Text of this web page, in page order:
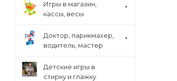
Игры в магазин,
кассы, весы
Доктор, парикмахер,
водитель, мастер
Детские игры в
стирку и глажку